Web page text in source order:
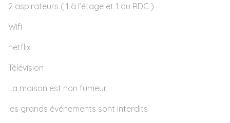
2 aspirateurs ( 1 à l’étage et 1 au RDC )
Wifi
netflix
Télévision
La maison est non fumeur
les grands événements sont interdits